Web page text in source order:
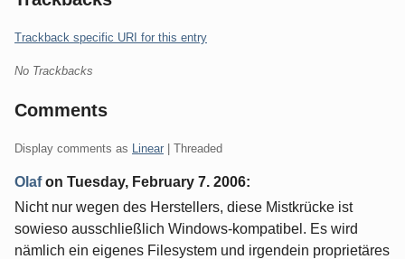
Trackback specific URI for this entry
No Trackbacks
Comments
Display comments as Linear | Threaded
Olafon Tuesday, February 7. 2006:
Nicht nur wegen des Herstellers, diese Mistkrücke ist
sowieso ausschließlich Windows-kompatibel. Es wird
nämlich ein eigenes Filesystem und irgendein proprietäres